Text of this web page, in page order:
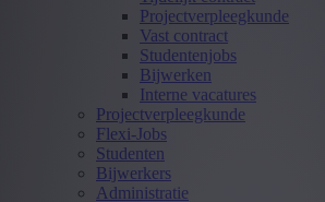
Projectverpleegkunde
Vast contract
Studentenjobs
Bijwerken
Interne vacatures
Projectverpleegkunde
Flexi-Jobs
Studenten
Bijwerkers
Administratie